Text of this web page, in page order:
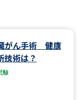
資料請求
がん手術 健康
技術は？
験